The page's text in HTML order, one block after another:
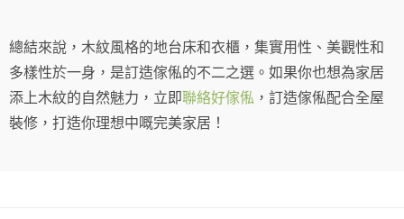
總結來說，木紋風格的地台床和衣櫃，集實用性、美觀性和
多樣性於一身，是訂造傢俬的不二之選。如果你也想為家居
添上木紋的自然魅力，立即聯絡好傢俬 ，訂造傢俬配合全屋
裝修，打造你理想中嘅完美家居！